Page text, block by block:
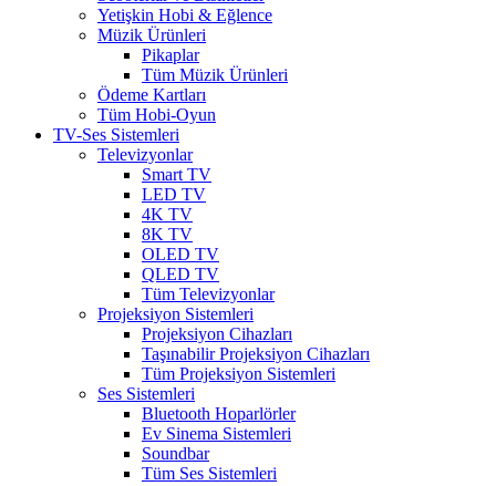
Yetişkin Hobi & Eğlence
Müzik Ürünleri
Pikaplar
Tüm Müzik Ürünleri
Ödeme Kartları
Tüm Hobi-Oyun
TV-Ses Sistemleri
Televizyonlar
Smart TV
LED TV
4K TV
8K TV
OLED TV
QLED TV
Tüm Televizyonlar
Projeksiyon Sistemleri
Projeksiyon Cihazları
Taşınabilir Projeksiyon Cihazları
Tüm Projeksiyon Sistemleri
Ses Sistemleri
Bluetooth Hoparlörler
Ev Sinema Sistemleri
Soundbar
Tüm Ses Sistemleri